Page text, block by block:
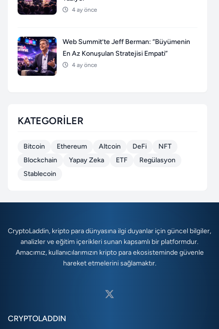
4 ay önce
Web Summit’te Jeff Berman: “Büyümenin
En Az Konuşulan Stratejisi Empati”
4 ay önce
KATEGORILER
Bitcoin Ethereum Altcoin DeFi
NFT
Blockchain
Yapay Zeka ETF
Regülasyon
Stablecoin
CryptoLaddin, kripto para dünyasına ilgi duyanlar için güncel bilgiler,
analizler ve eğitim içerikleri sunan kapsamlı bir platformdur.
Amacımız, kullanıcılarımızın kripto para ekosisteminde güvenle
hareket etmelerini sağlamaktır.
CRYPTOLADDIN